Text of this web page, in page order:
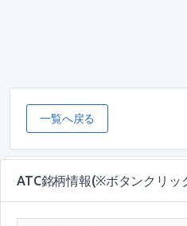
一覧へ戻る
ATC銘柄情報(※ボタンクリッ